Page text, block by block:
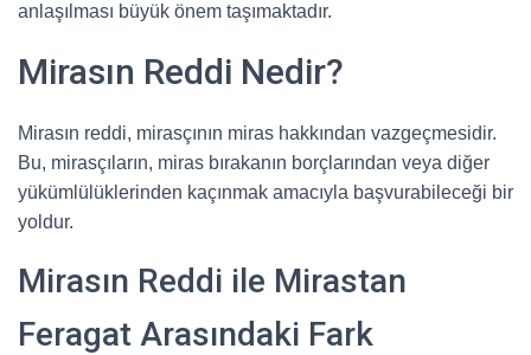
anlaşılması büyük önem taşımaktadır.
Mirasın Reddi Nedir?
Mirasın reddi, mirasçının miras hakkından vazgeçmesidir.
Bu, mirasçıların, miras bırakanın borçlarından veya diğer
yükümlülüklerinden kaçınmak amacıyla başvurabileceği bir
yoldur.
Mirasın Reddi ile Mirastan
Feragat Arasındaki Fark